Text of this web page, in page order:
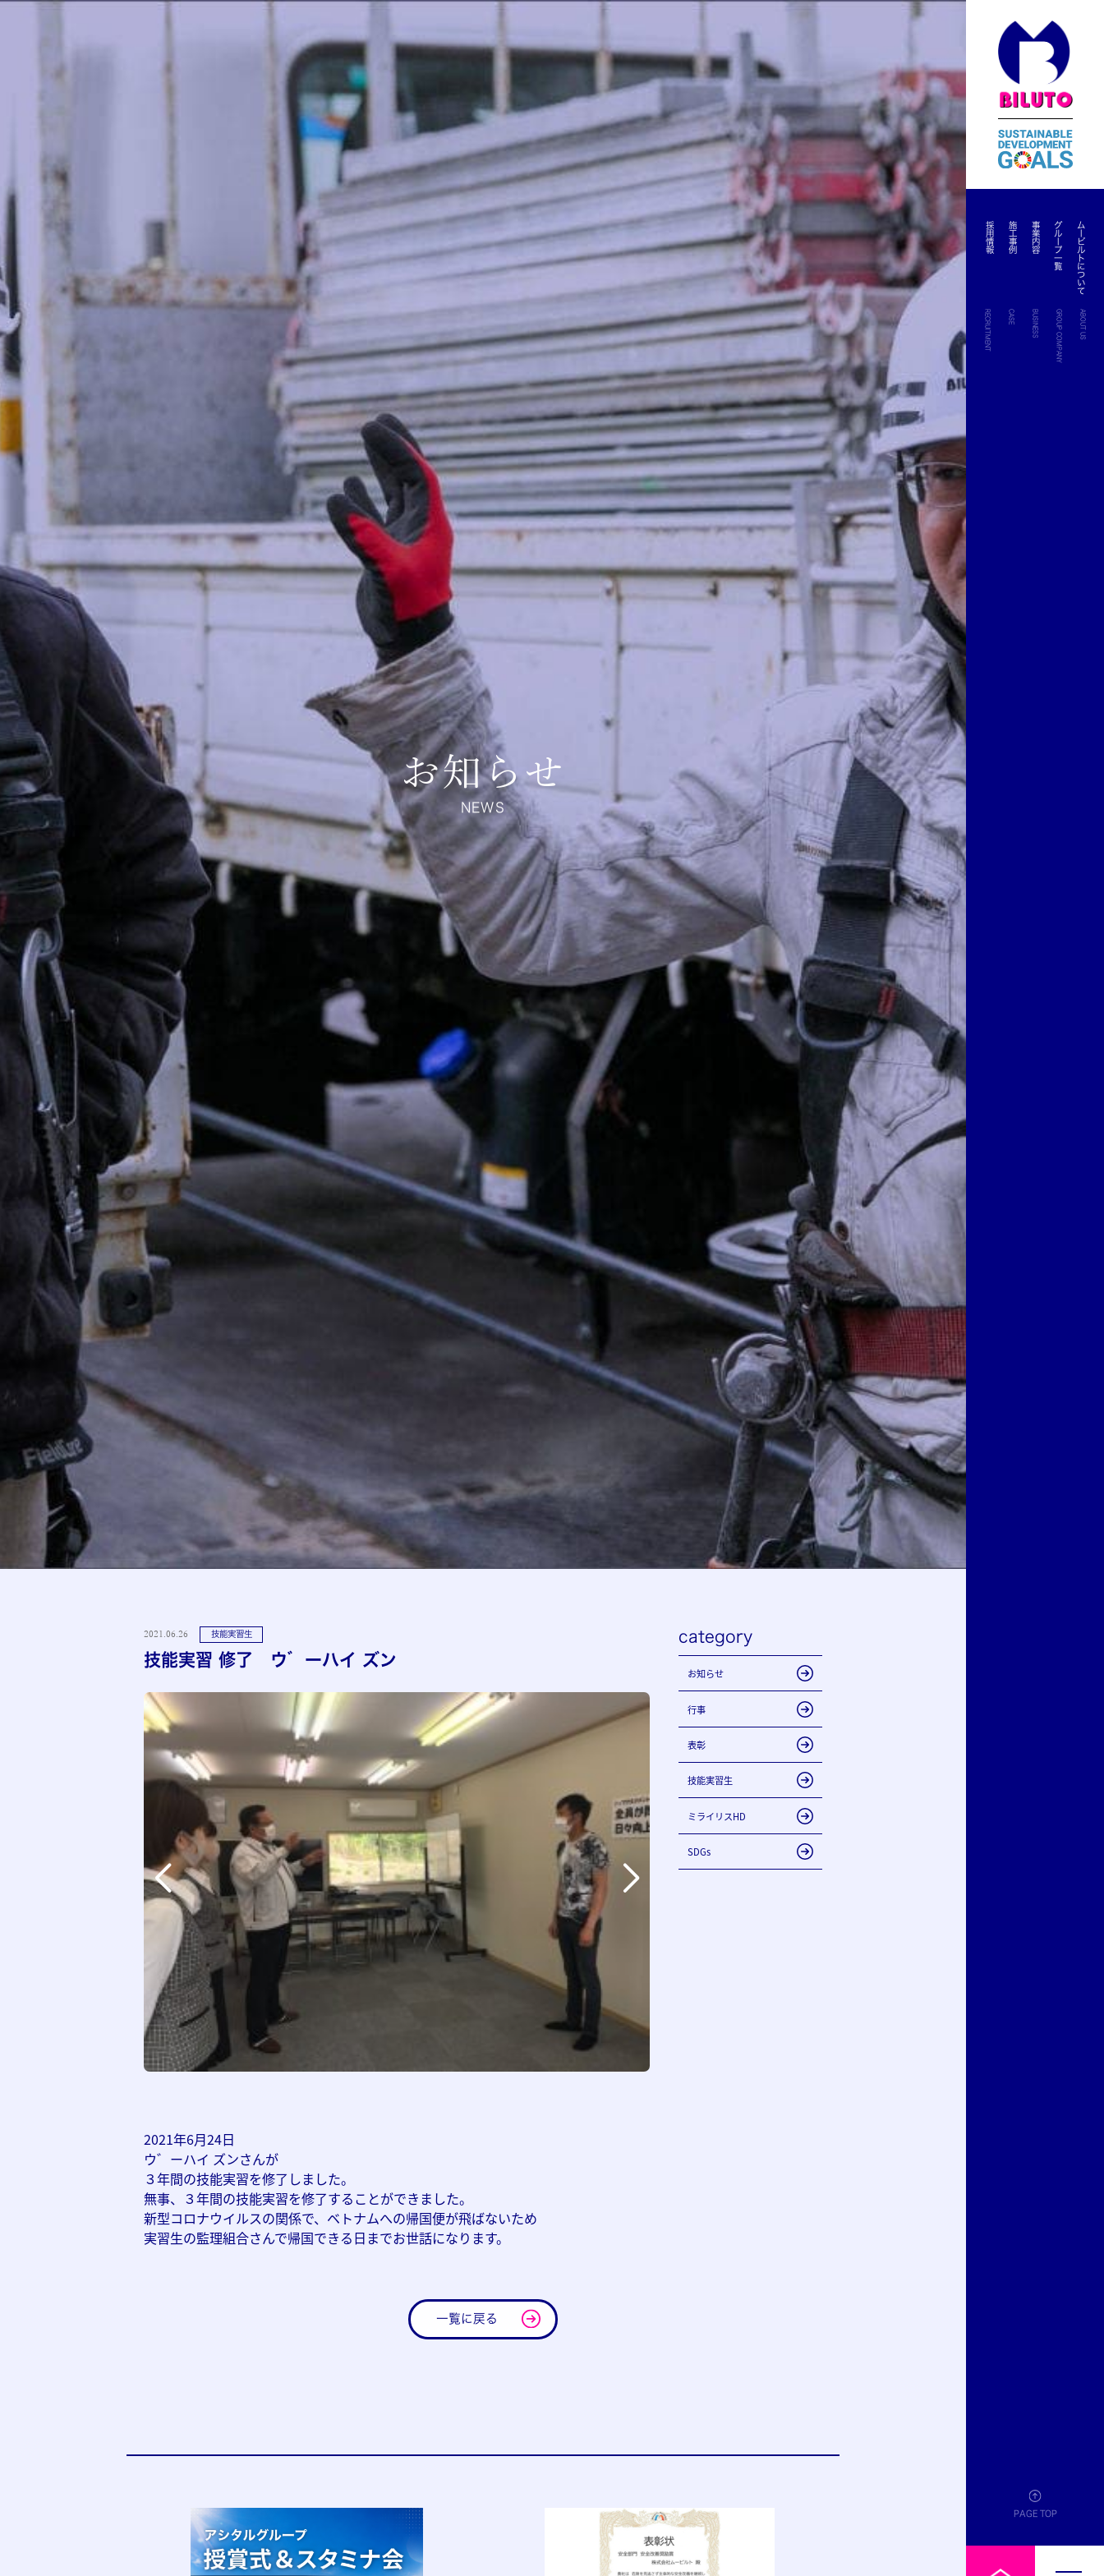
採用情報 施工事例 事業内容 グループ一覧 ムービルトについて
RECRUITMENT CASE BUSINESS GROUP COMPANY ABOUT US
PAGE TOP
お知らせ
NEWS
category
お知らせ
行事
表彰
技能実習生
ミライリスHD
SDGs
2021.06.26 技能実習生
技能実習 修了 ウ゛ーハイ ズン
2021年6月24日
ウ゛ーハイ ズンさんが
３年間の技能実習を修了しました。
無事、３年間の技能実習を修了することができました。
新型コロナウイルスの関係で、ベトナムへの帰国便が飛ばないため
実習生の監理組合さんで帰国できる日までお世話になります。
一覧に戻る